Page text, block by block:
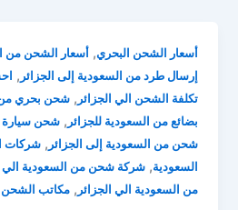
أسعار الشحن البحري,أسعار الشحن من
إرسال طرد من السعودية إلى الجزائر ,
تكلفة الشحن الي الجزائر ,شحن بحري من
بضائع من السعودية للجزائر ,شحن سيارة
شحن من السعودية إلى الجزائر ,شركات
السعودية,شركة شحن من السعودية الي
من السعودية الي الجزائر ,مكاتب الشحن